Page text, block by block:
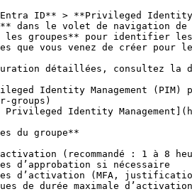
ID** > **Privileged Identity
dans le volet de navigation de
les groupes** pour identifier
que vous venez de créer pour
détaillées, consultez la
Identity Management
groups)
Identity
du groupe**
(recommandé : 1 à 8
d’approbation si nécessaire
d’activation (MFA,
de durée maximale d’activation